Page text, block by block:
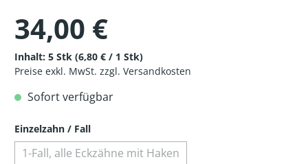
34,00 €
Inhalt: 5 Stk (6,80 € / 1 Stk)
Preise exkl. MwSt. zzgl. Versandkosten
Sofort verfügbar
Einzelzahn / Fall
1-Fall, alle Eckzähne mit Haken